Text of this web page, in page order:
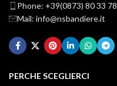
Phone: +39(0873) 80 33 78
Mail: info@nsbandiere.it
PERCHE SCEGLIERCI